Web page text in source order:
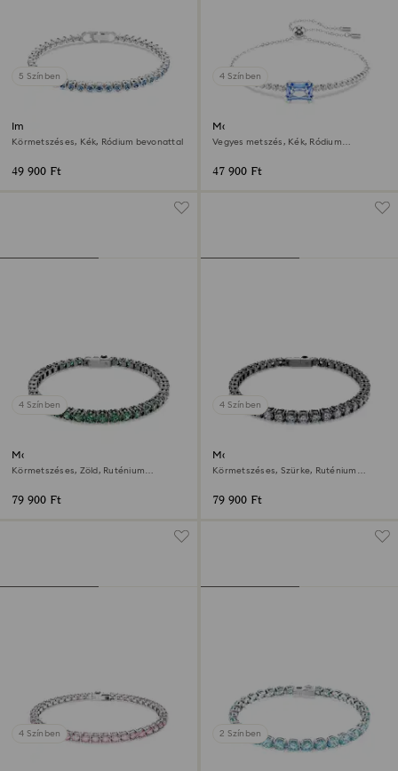
5 Színben
Imber Emily Tennis karkötő
Körmetszéses, Kék, Ródium bevonattal
49 900 Ft
4 Színben
Matrix karkötő
Vegyes metszés, Kék, Ródium
47 900 Ft
4 Színben
Matrix Tennis karkötő
Körmetszéses, Zöld, Ruténium
79 900 Ft
4 Színben
Matrix Tennis karkötő
Körmetszéses, Szürke, Ruténium
79 900 Ft
4 Színben 2 Színben